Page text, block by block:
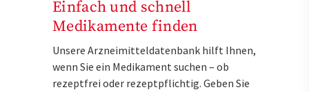
Einfach und schnell
Medikamente finden
Unsere Arzneimitteldatenbank hilft Ihnen,
wenn Sie ein Medikament suchen – ob
rezeptfrei oder rezeptpflichtig. Geben Sie